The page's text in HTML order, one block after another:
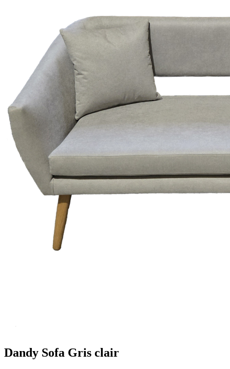
Dandy Sofa Gris clair